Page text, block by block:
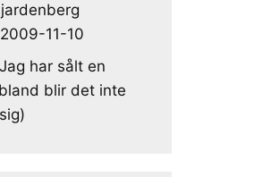
jardenberg
11-10
Jag har sålt en
blir det inte